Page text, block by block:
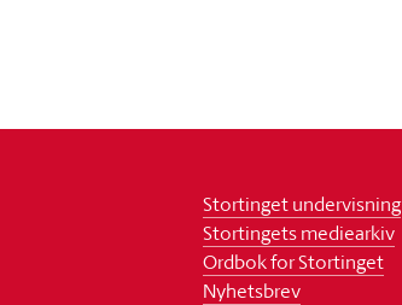
Stortinget undervisning
Stortingets mediearkiv
Ordbok for Stortinget
Nyhetsbrev